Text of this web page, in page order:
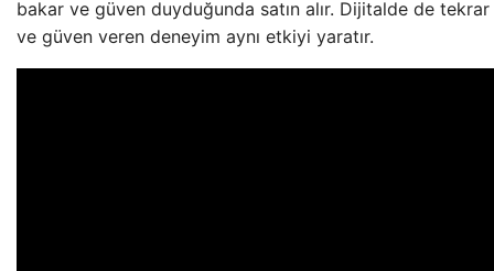
bakar ve güven duyduğunda satın alır. Dijitalde de
ve güven veren deneyim aynı etkiyi yaratır.